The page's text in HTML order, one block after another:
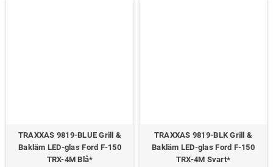
TRAXXAS 9819-BLUE Grill &
Bakläm LED-glas Ford F-150
TRX-4M Blå*
TRAXXAS 9819-BLK Grill &
Bakläm LED-glas Ford F-150
TRX-4M Svart*